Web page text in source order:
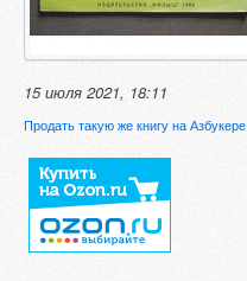
15 июля 2021, 18:11
Продать такую же книгу на Азбукере